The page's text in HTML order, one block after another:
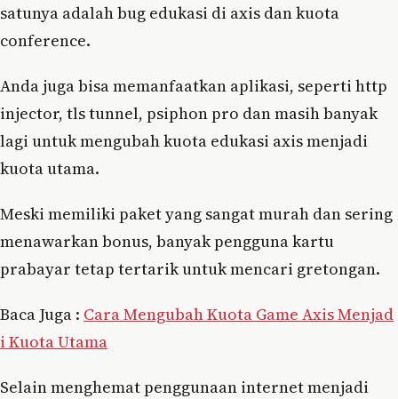
satunya adalah bug edukasi di axis dan kuota
conference.
Anda juga bisa memanfaatkan aplikasi, seperti http
injector, tls tunnel, psiphon pro dan masih banyak
lagi untuk mengubah kuota edukasi axis menjadi
kuota utama.
Meski memiliki paket yang sangat murah dan sering
menawarkan bonus, banyak pengguna kartu
prabayar tetap tertarik untuk mencari gretongan.
Baca Juga : Cara Mengubah Kuota Game Axis Menjad
i Kuota Utama
Selain menghemat penggunaan internet menjadi